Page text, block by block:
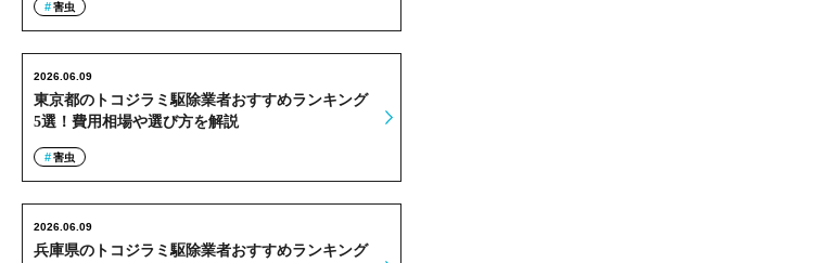
害虫
東京都のトコジラミ駆除業者おすすめランキング
5選！費用相場や選び方を解説
2026.06.09
害虫
兵庫県のトコジラミ駆除業者おすすめランキング
2026.06.09